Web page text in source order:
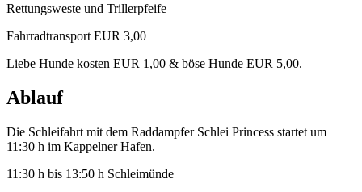
Rettungsweste und Trillerpfeife
Fahrradtransport EUR 3,00
Liebe Hunde kosten EUR 1,00 & böse Hunde EUR 5,00.
Ablauf
Die Schleifahrt mit dem Raddampfer Schlei Princess startet um
11:30 h im Kappelner Hafen.
11:30 h bis 13:50 h Schleimünde